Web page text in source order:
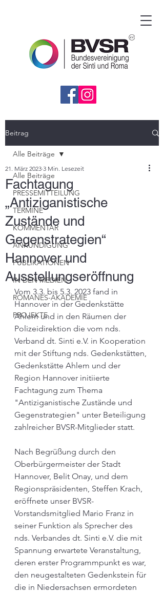
Beitrag
Alle Beiträge
PRESSEMITTEILUNG
TERMINE
KOMMENTAR
ANKÜNDIGUNG
PUBLIKATIONEN
IN DEN MEDIEN
ROMANES-AKADEMIE
PROJEKTE
Alle Beiträge
Fachtagung
„Antiziganistische
Zustände und
Gegenstrategien“
Hannover und
Ausstellungseröffnung
21. März 2023 3 Min. Lesezeit
Vom 3.3. bis 5.3. 2023 fand in
Hannover in der Gedenkstätte
Ahlem und in den Räumen der
Polizeidirektion die vom nds.
Verband dt. Sinti e.V. in Kooperation
mit der Stiftung nds. Gedenkstätten,
Gedenkstätte Ahlem und der
Region Hannover initiierte
Fachtagung zum Thema
"Antiziganistische Zustände und
Gegenstrategien" unter Beteiligung
zahlreicher BVSR-Mitglieder statt.
Nach Begrüßung durch den
Oberbürgermeister der Stadt
Hannover, Belit Onay, und dem
Regionspräsidenten, Steffen Krach,
eröffnete unser BVSR-
Vorstandsmitglied Mario Franz in
seiner Funktion als Sprecher des
nds. Verbandes dt. Sinti e.V. die mit
Spannung erwartete Veranstaltung,
deren erster Programmpunkt es war,
den neugestalteten Gedenkstein für
die in Niedersachsen ermordeten